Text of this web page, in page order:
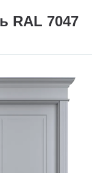
RAL 7047